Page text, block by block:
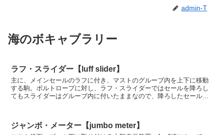
admin-T
海のボキャブラリー
ラフ・スライダー【luff slider】
主に、メインセールのラフに付き、マストのグルーブ内を上下に移動
する駒。ボルトロープに対し、ラフ・スライダーではセールを降ろし
てもスライダーはグルーブ内に付いたままなので、降ろしたセールが
ジャンボ・メーター【jumbo meter】